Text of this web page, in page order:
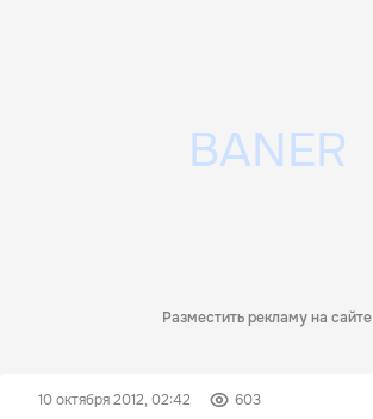
Разместить рекламу на сайте
10 октября 2012, 02:42 603